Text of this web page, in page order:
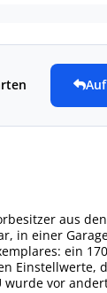
aus
in einer
ein
Einstellwerte,
vor